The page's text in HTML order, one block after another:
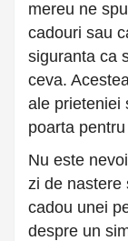
mereu ne
cadouri sau
siguranta ca
ceva.
ale prieteniei
poarta
Nu este
zi de nastere
cadou unei
despre un